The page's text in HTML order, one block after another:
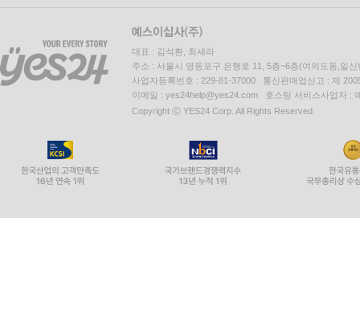
대표 : 김석환, 최세라
주소 : 서울시 영등포구 은행로 11, 5층~6층(여의도동,일신
사업자등록번호 : 229-81-37000 통신판매업신고 : 제
이메일 : yes24help@yes24.com 호스팅 서비스사업자 :
Copyright ⓒ YES24 Corp. All Rights Reserved.